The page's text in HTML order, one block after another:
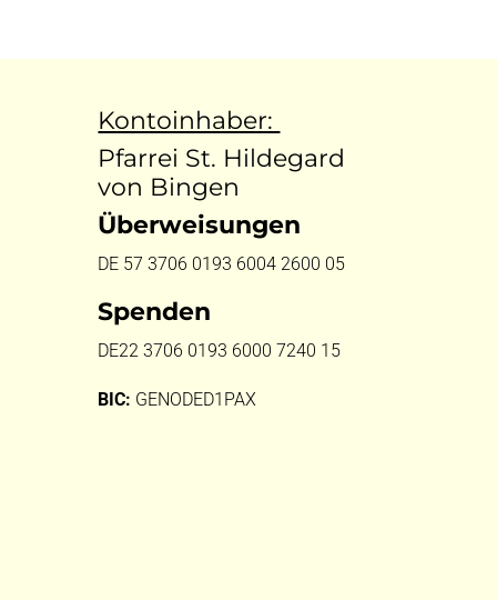
Kontoinhaber:
Pfarrei St. Hildegard
von Bingen
Überweisungen
DE 57 3706 0193 6004 2600 05
Spenden
DE22 3706 0193 6000 7240 15
BIC: GENODED1PAX